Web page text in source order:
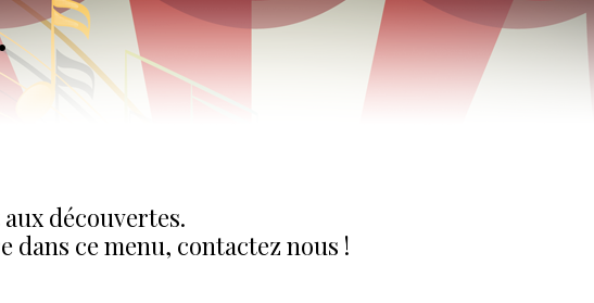
découvertes.
dans ce menu, contactez nous !